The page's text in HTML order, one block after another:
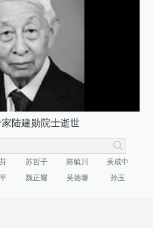
陆建勋院士逝世
苏哲子 陈毓川
吴咸中
魏正耀 吴德馨 孙玉